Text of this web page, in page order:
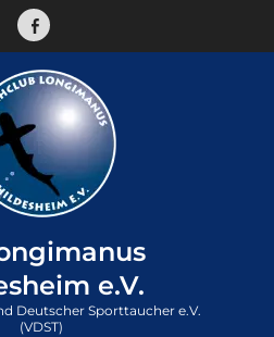
Facebook
e.V.
Deutscher Sporttaucher e.V.
(VDST)